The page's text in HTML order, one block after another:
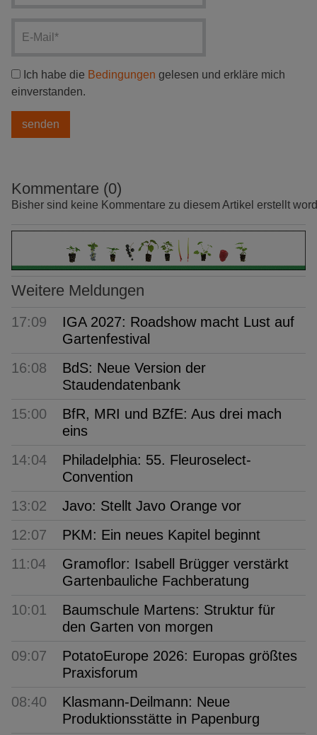
Ich habe die Bedingungen gelesen und erkläre mich
einverstanden.
Kommentare (0)
Bisher sind keine Kommentare zu diesem Artikel erstellt
Weitere Meldungen
17:09
IGA 2027: Roadshow macht Lust auf
Gartenfestival
16:08
BdS: Neue Version der
Staudendatenbank
15:00
BfR, MRI und BZfE: Aus drei mach
eins
14:04
Philadelphia: 55. Fleuroselect-
Convention
13:02
Javo: Stellt Javo Orange vor
12:07
PKM: Ein neues Kapitel beginnt
11:04
Gramoflor: Isabell Brügger verstärkt
Gartenbauliche Fachberatung
10:01
Baumschule Martens: Struktur für
den Garten von morgen
09:07
PotatoEurope 2026: Europas größtes
Praxisforum
08:40
Klasmann-Deilmann: Neue
Produktionsstätte in Papenburg